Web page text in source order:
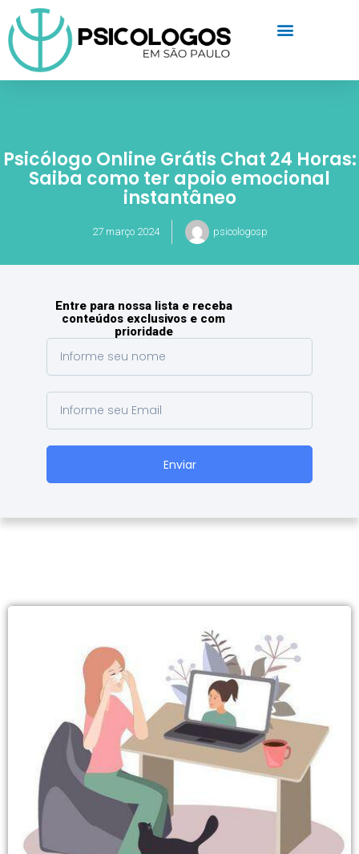
Psicólogo Online Grátis Chat 24 Horas:
Saiba como ter apoio emocional
instantâneo
27 março 2024 psicologosp
Enviar
Entre para nossa lista e receba
conteúdos exclusivos e com
prioridade